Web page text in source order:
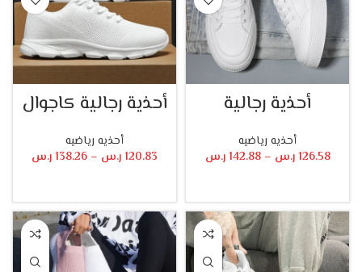
أحذية رجالية
أحذيه رياضيه
126.58 ر.س –
142.88 ر.س
أحذية رجالية كاجوال
أحذيه رياضيه
120.83ر.س –
138.26ر.س